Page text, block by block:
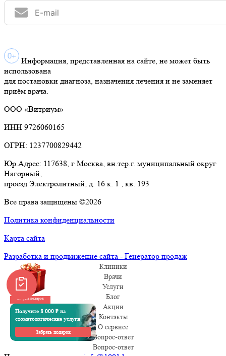
Информация, представленная на сайте, не может быть
использована
для постановки диагноза, назначения лечения и не заменяет
приём врача.
ООО «Витриум»
ИНН 9726060165
ОГРН: 1237700829442
Юр.Адрес: 117638, г Москва, вн.тер.г. муниципальный округ
Нагорный,
проезд Электролитный, д. 16 к. 1 , кв. 193
Все права защищены ©2026
Политика конфиденциальности
Карта сайта
Разработка и продвижение сайта - Генератор продаж
Клиники
Врачи
Услуги
Блог
Акции
Контакты
О сервисе
Вопрос-ответ
Вопрос-ответ
Забрать подарок
Получите 8 000 ₽ на
стоматологические услуги
Забрать подарок